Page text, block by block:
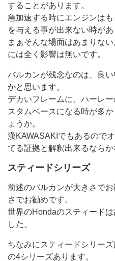
することがあります。
急加速する時にエンジンは
を与える事が出来ない時があ
まぁそんな場面はあまりな
には全く影響は無いです。
バルカンが残念なのは、良
かと思います。
デカいフレームに、ハーレ
スタムベースになる時が多
ょうか。
漢KAWASAKIでもあるので
てる証拠と解釈出来るなら
スティードシリーズ
前述のバルカンが大きさで
さでお勧めです。
世界のHondaのスティード
した。
ちなみにスティードシリー
の4シリーズあります。